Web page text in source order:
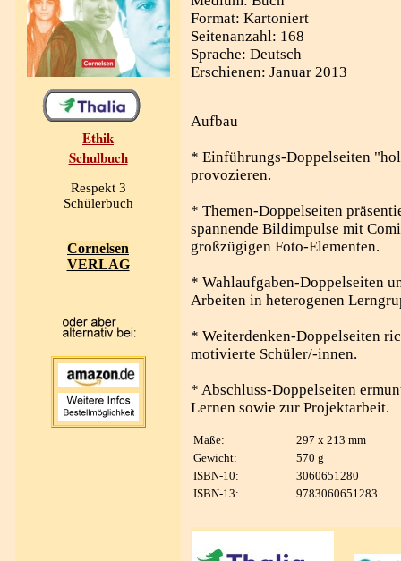
Ethik
Schulbuch
Respekt 3
Schülerbuch
Cornelsen
VERLAG
Format: Kartoniert
Seitenanzahl: 168
Sprache: Deutsch
Erschienen: Januar 2013
Aufbau
* Einführungs-Doppelseiten
provozieren.
* Themen-Doppelseiten
spannende Bildimpulse mit
großzügigen Foto-Elementen.
* Wahlaufgaben-Doppelseiten
Arbeiten in heterogenen
* Weiterdenken-Doppelseiten
motivierte Schüler/-innen.
* Abschluss-Doppelseiten
Lernen sowie zur Projektarbeit.
Maße:
297 x 213 mm
Gewicht:
570 g
ISBN-10:
3060651280
ISBN-13:
9783060651283